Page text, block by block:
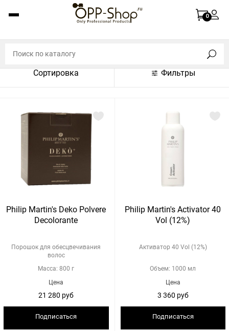
0
Сортировка Фильтры
По названию (A-Z)
По цене (по возрастанию)
По цене (по убыванию)
По популярности (по убыванию)
60
120
Philip Martin's Deko Polvere
Decolorante
Порошок для обесцвечивания
волос
Масса: 800 г
Цена
21 280 руб
Подписаться
Philip Martin's Activator 40
Vol (12%)
Активатор 40 Vol (12%)
Объем: 1000 мл
Цена
3 360 руб
Подписаться